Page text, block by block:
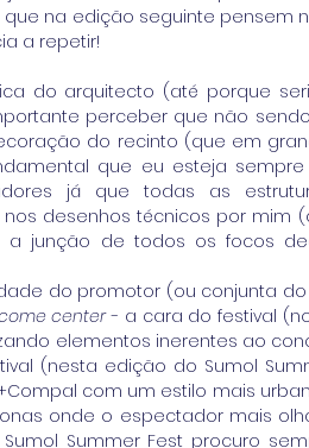
na edição seguinte pensem
a repetir!
do arquitecto (até porque
perceber que não
do recinto (que em
que eu esteja
já que todas as
desenhos técnicos por mim
junção de todos os focos
do promotor (ou conjunta
center - a cara do festival
elementos inerentes ao
(nesta edição do Sumol
com um estilo mais
onde o espectador mais
Summer Fest procuro